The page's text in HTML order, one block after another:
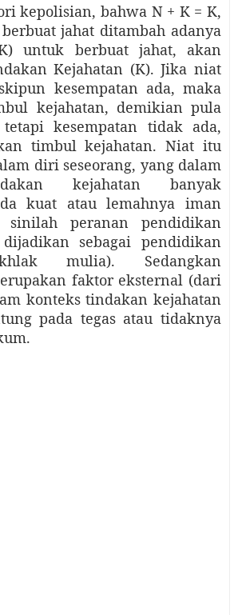
kepolisian, bahwa N + K = K,
jahat ditambah adanya
untuk berbuat jahat, akan
Kejahatan (K). Jika niat
kesempatan ada, maka
kejahatan, demikian pula
kesempatan tidak ada,
timbul kejahatan. Niat itu
diri seseorang, yang dalam
kejahatan banyak
kuat atau lemahnya iman
sinilah peranan pendidikan
sebagai pendidikan
mulia). Sedangkan
faktor eksternal (dari
konteks tindakan kejahatan
pada tegas atau tidaknya